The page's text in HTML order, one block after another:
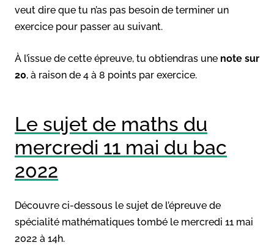
veut dire que tu n’as pas besoin de terminer un
exercice pour passer au suivant.
À l’issue de cette épreuve, tu obtiendras une note sur
20, à raison de 4 à 8 points par exercice.
Le sujet de maths du
mercredi 11 mai du bac
2022
Découvre ci-dessous le sujet de l’épreuve de
spécialité mathématiques tombé le mercredi 11 mai
2022 à 14h.